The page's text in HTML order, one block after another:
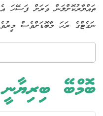
ތައްޔާރުކޮށްލަން ވަރަށް ފަސޭހަ
ނަގެޓްގެ ރަހަ މާބޮޑަށްވެސް
ބޮމްބޭ ބިރިޔާނީ